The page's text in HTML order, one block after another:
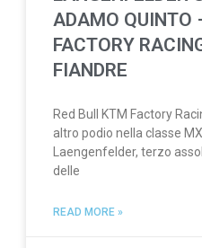
ADAMO QUINTO
FACTORY
FIANDRE
Red Bull KTM Factory
altro podio nella classe
Laengenfelder, terzo
delle
READ MORE »